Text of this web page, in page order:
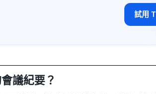
試用
議紀要？